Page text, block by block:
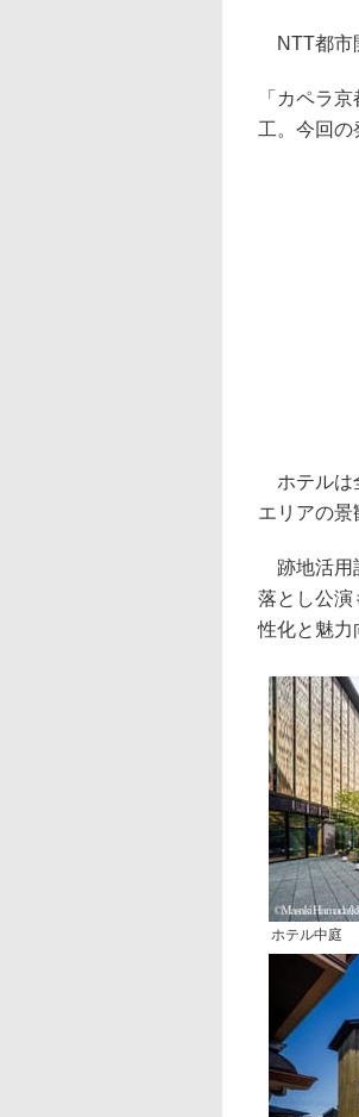
NTT都市
「カペラ
工。今回の
ホテルは
エリアの景
跡地活用
落とし公演
性化と魅力
ホテル中庭